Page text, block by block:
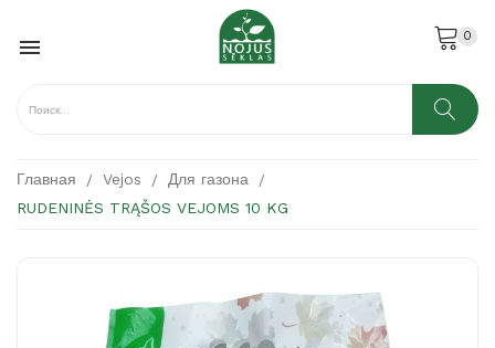
 0
Главная Vejos
Для газона
RUDENINĖS TRĄŠOS VEJOMS 10 KG